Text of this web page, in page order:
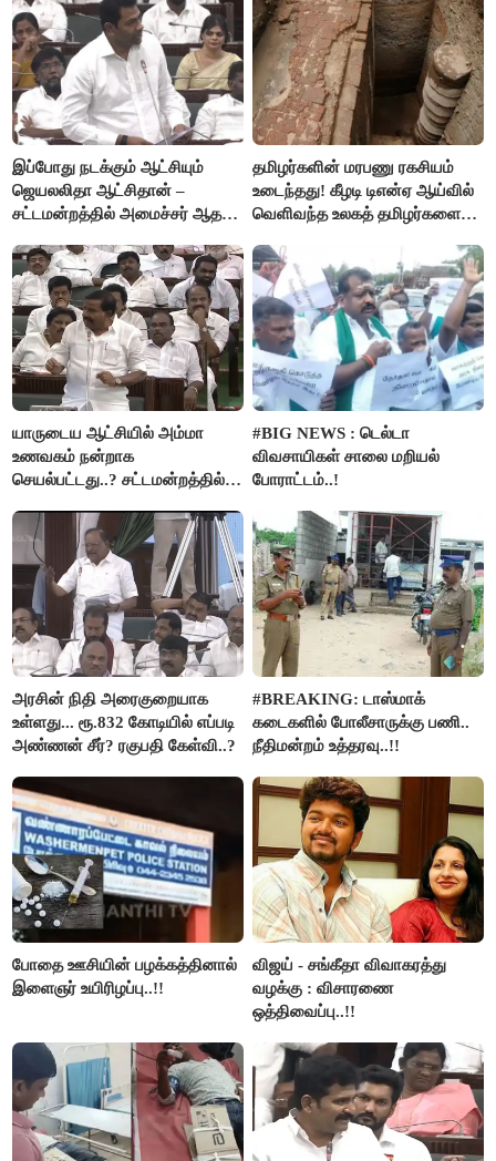
இப்போது நடக்கும் ஆட்சியும்
ஜெயலலிதா ஆட்சிதான் –
சட்டமன்றத்தில் அமைச்சர் ஆதவ்
தமிழர்களின் மரபணு ரகசியம்
உடைந்தது! கீழடி டிஎன்ஏ ஆய்வில்
வெளிவந்த உலகத் தமிழர்களை
யாருடைய ஆட்சியில் அம்மா
உணவகம் நன்றாக
செயல்பட்டது..? சட்டமன்றத்தில்
#BIG NEWS : டெல்டா
விவசாயிகள் சாலை மறியல்
போராட்டம்..!
அரசின் நிதி அரைகுறையாக
உள்ளது... ரூ.832 கோடியில் எப்படி
அண்ணன் சீர்? ரகுபதி கேள்வி..?
#BREAKING: டாஸ்மாக்
கடைகளில் போலீசாருக்கு பணி..
நீதிமன்றம் உத்தரவு..!!
போதை ஊசியின் பழக்கத்தினால்
இளைஞர் உயிரிழப்பு..!!
விஜய் - சங்கீதா விவாகரத்து
வழக்கு : விசாரணை
ஒத்திவைப்பு..!!